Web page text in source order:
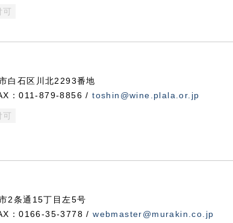
可
白石区川北2293番地
：011-879-8856 /toshin@wine.plala.or.jp
可
2条通15丁目左5号
：0166-35-3778 /webmaster@murakin.co.jp